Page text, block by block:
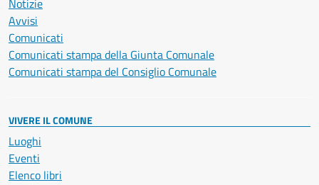
Notizie
Avvisi
Comunicati
Comunicati stampa della Giunta Comunale
Comunicati stampa del Consiglio Comunale
VIVERE IL COMUNE
Luoghi
Eventi
Elenco libri